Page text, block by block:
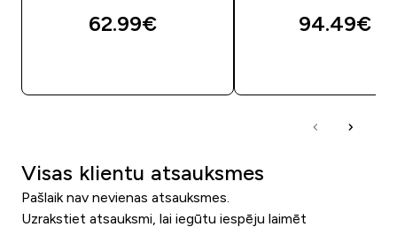
62.99€‎ 94.49€‎
Visas klientu atsauksmes
Pašlaik nav nevienas atsauksmes.
Uzrakstiet atsauksmi, lai iegūtu iespēju laimēt